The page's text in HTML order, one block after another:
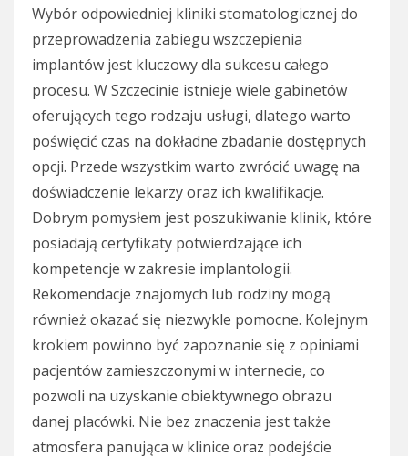
Wybór odpowiedniej kliniki stomatologicznej do
przeprowadzenia zabiegu wszczepienia
implantów jest kluczowy dla sukcesu całego
procesu. W Szczecinie istnieje wiele gabinetów
oferujących tego rodzaju usługi, dlatego warto
poświęcić czas na dokładne zbadanie dostępnych
opcji. Przede wszystkim warto zwrócić uwagę na
doświadczenie lekarzy oraz ich kwalifikacje.
Dobrym pomysłem jest poszukiwanie klinik, które
posiadają certyfikaty potwierdzające ich
kompetencje w zakresie implantologii.
Rekomendacje znajomych lub rodziny mogą
również okazać się niezwykle pomocne. Kolejnym
krokiem powinno być zapoznanie się z opiniami
pacjentów zamieszczonymi w internecie, co
pozwoli na uzyskanie obiektywnego obrazu
danej placówki. Nie bez znaczenia jest także
atmosfera panująca w klinice oraz podejście